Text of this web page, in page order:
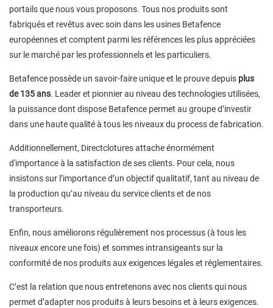
portails que nous vous proposons. Tous nos produits sont
fabriqués et revêtus avec soin dans les usines Betafence
européennes et comptent parmi les références les plus appréciées
sur le marché par les professionnels et les particuliers.
Betafence possède un savoir-faire unique et le prouve depuis plus
de 135 ans. Leader et pionnier au niveau des technologies utilisées,
la puissance dont dispose Betafence permet au groupe d’investir
dans une haute qualité à tous les niveaux du process de fabrication.
Additionnellement, Directclotures attache énormément
d'importance à la satisfaction de ses clients. Pour cela, nous
insistons sur l’importance d’un objectif qualitatif, tant au niveau de
la production qu’au niveau du service clients et de nos
transporteurs.
Enfin, nous améliorons régulièrement nos processus (à tous les
niveaux encore une fois) et sommes intransigeants sur la
conformité de nos produits aux exigences légales et réglementaires.
C’est la relation que nous entretenons avec nos clients qui nous
permet d’adapter nos produits à leurs besoins et à leurs exigences.